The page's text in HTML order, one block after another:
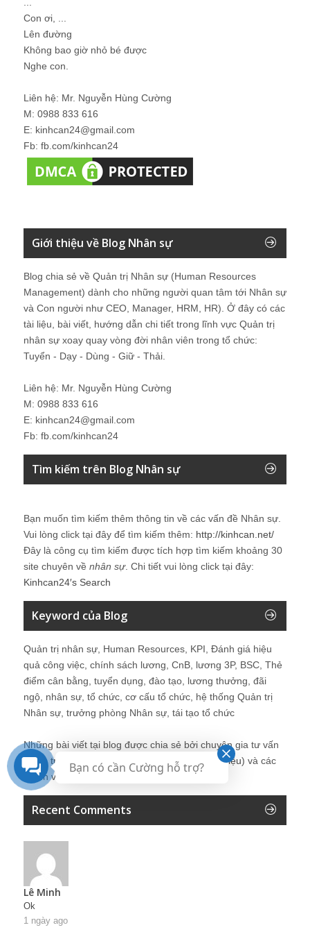
Con ơi, ...
Lên đường
Không bao giờ nhỏ bé được
Nghe con.
Liên hệ: Mr. Nguyễn Hùng Cường
M: 0988 833 616
E: kinhcan24@gmail.com
Fb: fb.com/kinhcan24
Giới thiệu về Blog Nhân sự
Blog chia sẻ về Quản trị Nhân sự (Human Resources
Management) dành cho những người quan tâm tới Nhân sự
và Con người như CEO, Manager, HRM, HR). Ở đây có các
tài liệu, bài viết, hướng dẫn chi tiết trong lĩnh vực Quản trị
nhân sự xoay quay vòng đời nhân viên trong tổ chức:
Tuyển - Dạy - Dùng - Giữ - Thải.
Liên hệ: Mr. Nguyễn Hùng Cường
M: 0988 833 616
E: kinhcan24@gmail.com
Fb: fb.com/kinhcan24
Tìm kiếm trên Blog Nhân sự
Bạn muốn tìm kiếm thêm thông tin về các vấn đề Nhân sự
Vui lòng click tại đây để tìm kiếm thêm: http://kinhcan.net/
Đây là công cụ tìm kiếm được tích hợp tìm kiếm khoảng 30
site chuyên về nhân sự. Chi tiết vui lòng click tại đây:
Kinhcan24′s Search
Keyword của Blog
Quản trị nhân sự, Human Resources, KPI, Đánh giá hiệu
quả công việc, chính sách lương, CnB, lương 3P, BSC, Thẻ
điểm cân bằng, tuyển dụng, đào tạo, lương thưởng, đãi
ngộ, nhân sự, tổ chức, cơ cấu tổ chức, hệ thống Quản trị
Nhân sự, trưởng phòng Nhân sự, tái tạo tổ chức
Những bài viết tại blog được chia sẻ bởi chuyên gia tư vấn
Quản trị Nhân sự Nguyễn Hùng Cường (
giới thiệu) và các
thành viên khác trong cộng đồng Nhân sự.
Recent Comments
Lê Minh
Ok
1 ngày ago
Bạn có cần Cường hỗ trợ?